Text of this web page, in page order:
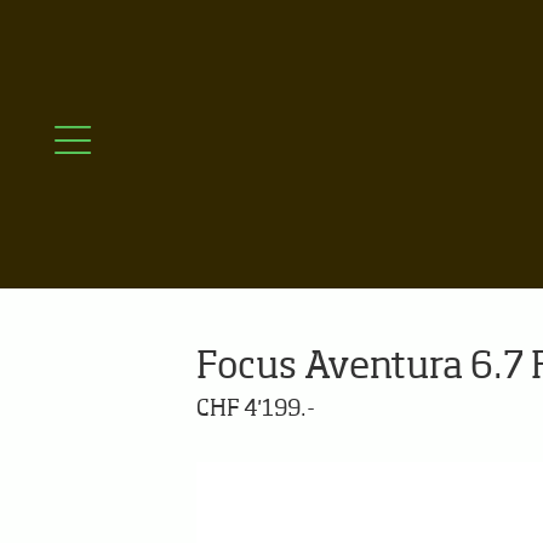
Focus Aventura 6.7
CHF 4'199.-